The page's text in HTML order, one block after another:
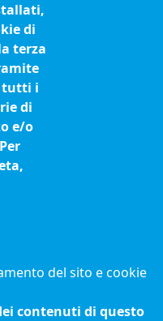
di
terza
tutti i
di
e/o
del sito e cookie
contenuti di questo